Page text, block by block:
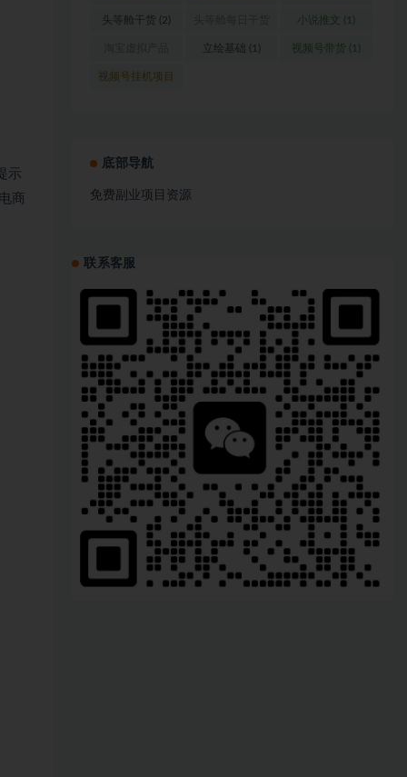
示
商
(1) 音运营(1)
头等舱干货 (2)
(1)
小说推文 (1)
(1)
立绘基础 (1) 视频号带货 (1)
视频号挂机项目
底部导航
免费副业项目资源
联系客服